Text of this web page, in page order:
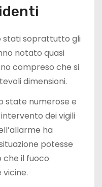
stati soprattutto gli
notato quasi
compreso che si
dimensioni.
state numerose e
dei vigili
ha
potesse
il fuoco